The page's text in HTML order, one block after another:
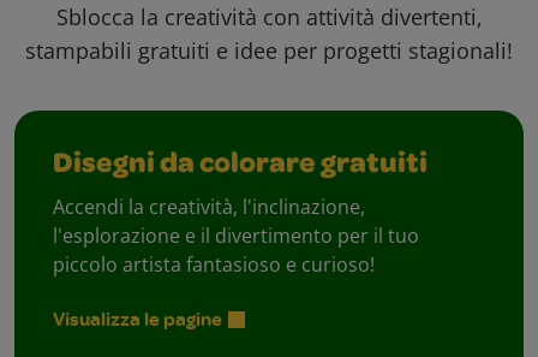
Sblocca la creatività con attività divertenti,
stampabili gratuiti e idee per progetti stagionali!
Disegni da colorare gratuiti
Accendi la creatività, l'inclinazione,
l'esplorazione e il divertimento per il tuo
piccolo artista fantasioso e curioso!
Visualizza le pagine